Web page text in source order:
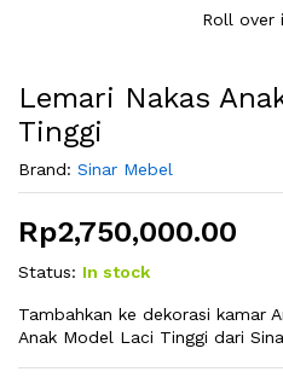
Roll over
Lemari Nakas
Tinggi
Brand: Sinar Mebel
Rp2,750,000.00
Status: In stock
Tambahkan ke dekorasi kamar
Anak Model Laci Tinggi dari